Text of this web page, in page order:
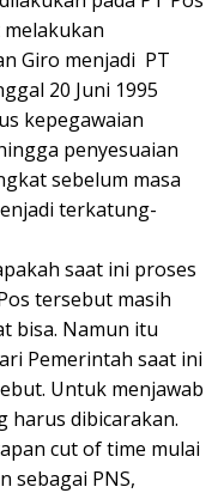
Giro menjadi PT
20 Juni 1995
kepegawaian
penyesuaian
sebelum masa
terkatung-
saat ini proses
tersebut masih
bisa. Namun itu
Pemerintah saat ini
Untuk menjawab
harus dibicarakan.
cut of time mulai
sebagai PNS,